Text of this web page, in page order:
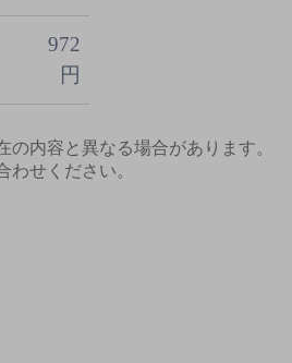
972
円
内容と異なる場合があります。
わせください。